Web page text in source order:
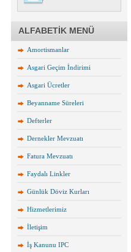
ALFABETİK MENÜ
Amortismanlar
Asgari Geçim İndirimi
Asgari Ücretler
Beyanname Süreleri
Defterler
Dernekler Mevzuatı
Fatura Mevzuatı
Faydalı Linkler
Günlük Döviz Kurları
Hizmetlerimiz
İletişim
İş Kanunu IPC